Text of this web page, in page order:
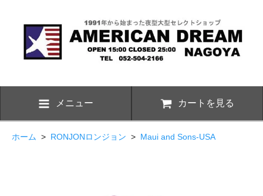
メニュー カートを見る
ホーム > RONJONロンジョン > Maui and Sons-USA